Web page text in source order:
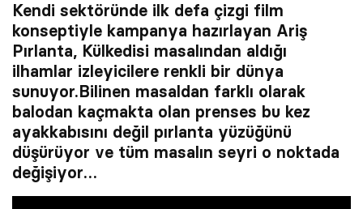
Kendi sektöründe ilk defa çizgi film
konseptiyle kampanya hazırlayan Ariş
Pırlanta, Külkedisi masalından aldığı
ilhamlar izleyicilere renkli bir dünya
sunuyor.Bilinen masaldan farklı olarak
balodan kaçmakta olan prenses bu kez
ayakkabısını değil pırlanta yüzüğünü
düşürüyor ve tüm masalın seyri o noktada
değişiyor…